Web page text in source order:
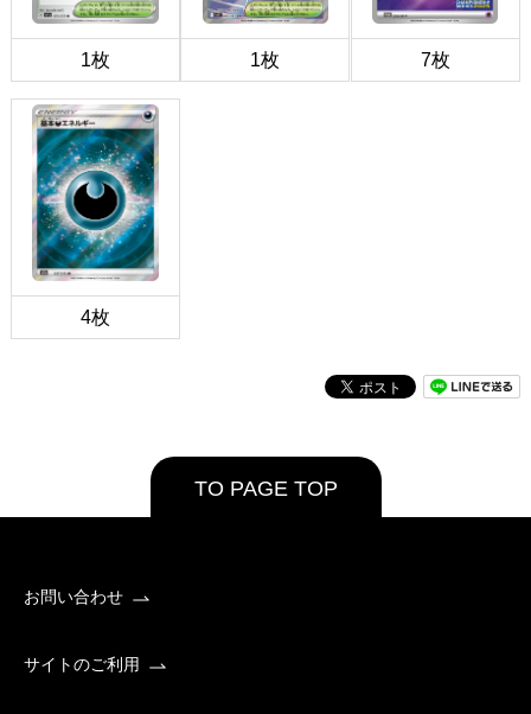
1枚 1枚 7枚
4枚
TO PAGE TOP
お問い合わせ
サイトのご利用